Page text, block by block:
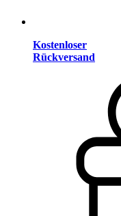
Kostenloser
Rückversand